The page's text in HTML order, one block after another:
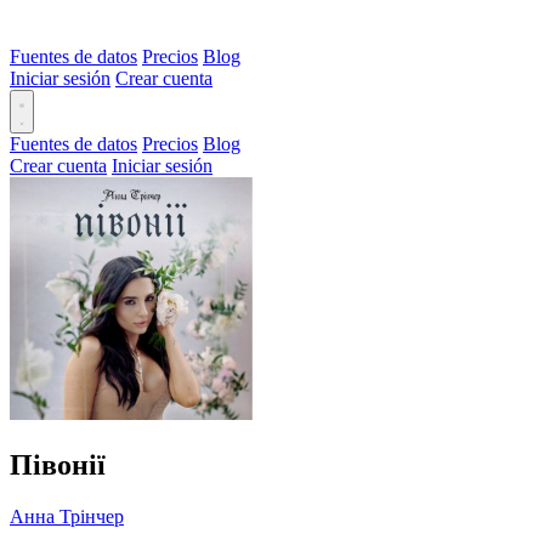
Fuentes de datos Precios Blog
Iniciar sesión Crear cuenta
Fuentes de datos Precios Blog
Crear cuenta Iniciar sesión
Півонії
Анна Трінчер